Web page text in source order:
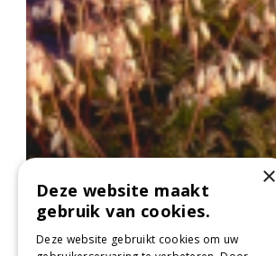
Gebroken hartjes
Dicentra formosa 'Alba'
×
Deze website maakt
gebruik van cookies.
Deze website gebruikt cookies om uw